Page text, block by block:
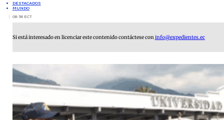
DESTACADOS
MUNDO
08:56 ECT
Si está interesado en licenciar este contenido contáctese coninfo@expedientes.ec